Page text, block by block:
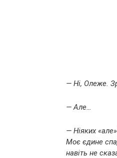
— Ні, Олеже.
— Але…
— Ніяких
Моє єдине
навіть не